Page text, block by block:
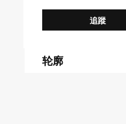
追蹤
轮廓